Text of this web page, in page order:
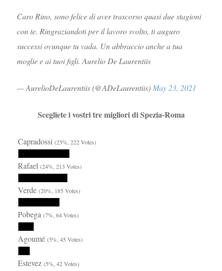
Caro Rino, sono felice di aver trascorso quasi due stagioni
con te. Ringraziandoti per il lavoro svolto, ti auguro
successi ovunque tu vada. Un abbraccio anche a tua
moglie e ai tuoi figli. Aurelio De Laurentiis
— AurelioDeLaurentiis (@ADeLaurentiis) May 23, 2021
Scegliete i vostri tre migliori di Spezia-Roma
Capradossi(25%, 222 Votes)
Rafael(24%, 213 Votes)
Verde(20%, 185 Votes)
Pobega(7%, 64 Votes)
Agoumé(5%, 45 Votes)
Estevez(5%, 42 Votes)